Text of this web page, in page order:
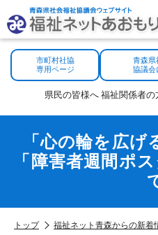
市町村社協
専用ページ
青森県
協議会
県民の皆様へ 福祉関係者の
「心の輪を広げ
「障害者週間ポ
トップ 福祉ネット青森からの新着